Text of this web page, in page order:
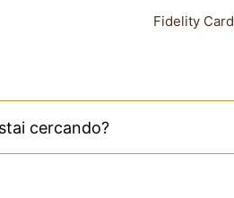
Fidelity Card